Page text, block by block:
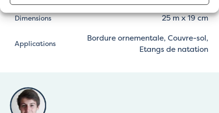
Dimensions 25 m x 19 cm
Applications
Bordure ornementale, Couvre-sol,
Etangs de natation